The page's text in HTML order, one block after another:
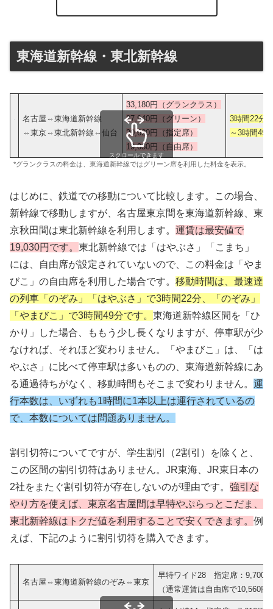
東海道新幹線・東北新幹線
名古屋⇔東海道新幹線
⇔東京⇔東北新幹線⇔仙台
33,180円（グランクラス）
27,940円（グリーン）
20,620円（指定席）
19,030円（自由席）
3時間22分
～3時間49
スクロールできます
*グランクラスの料金は、東海道新幹線ではグリーン席を利用した料金を表示。
はじめに、鉄道での移動について比較します。この場合、
新幹線で移動しますが、名古屋東京間を東海道新幹線、東
京秋田間は東北新幹線を利用します。 運賃は最安値で
19,030円です。 東北新幹線では「はやぶさ」「こまち」
には、自由席が設定されていないので、この料金は「やま
びこ」の自由席を利用した場合です。 移動時間は、最速達
の列車「のぞみ」「はやぶさ」で3時間22分、「のぞみ」
「やまびこ」で3時間49分です。 東海道新幹線区間を「ひ
かり」した場合、ももう少し長くなりますが、停車駅が少
なければ、それほど変わりません。「やまびこ」は、「は
やぶさ」に比べて停車駅は多いものの、東海道新幹線にあ
る通過待ちがなく、移動時間もそこまで変わりません。 運
行本数は、いずれも1時間に1本以上は運行されているの
で、本数については問題ありません。
割引切符についてですが、学生割引（2割引）を除くと、
この区間の割引切符はありません。JR東海、JR東日本の
2社をまたぐ割引切符が存在しないのが理由です。 強引な
やり方を使えば、東京名古屋間は早特やぷらっとこだま、
東北新幹線はトクだ値を利用することで安くできます。 例
えば、下記のように割引切符を購入できます。
名古屋⇔東海道新幹線のぞみ⇔東京
早特ワイド28 指定席：9,700円
（通常運賃は自由席で10,560円